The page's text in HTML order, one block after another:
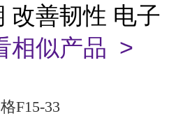
改善韧性 电子
相似产品 >
F15-33